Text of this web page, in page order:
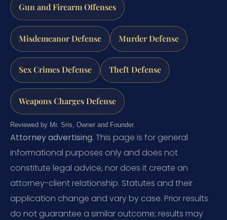
Gun and Firearm Offenses
Misdemeanor Defense Murder Defense
Sex Crimes Defense Theft Defense
Weapons Charges Defense
Reviewed by Mr. Sris, Owner and Founder.
Attorney advertising. This page is for general
informational purposes only and does not
constitute legal advice, nor does it create an
attorney-client relationship. Statutes and their
application change and vary by case. Prior results
do not guarantee a similar outcome; results may